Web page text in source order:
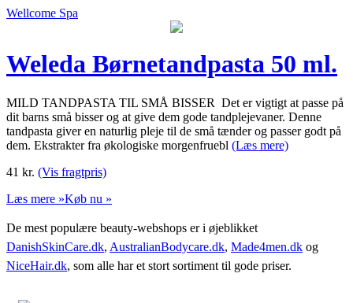
Wellcome Spa
Weleda Børnetandpasta 50 ml.
MILD TANDPASTA TIL SMÅ BISSER Det er vigtigt at passe på
dit barns små bisser og at give dem gode tandplejevaner. Denne
tandpasta giver en naturlig pleje til de små tænder og passer godt på
dem. Ekstrakter fra økologiske morgenfruebl (Læs mere)
41 kr. (Vis fragtpris)
Læs mere »Køb nu »
De mest populære beauty-webshops er i øjeblikket
DanishSkinCare.dk, AustralianBodycare.dk, Made4men.dk og
NiceHair.dk, som alle har et stort sortiment til gode priser.